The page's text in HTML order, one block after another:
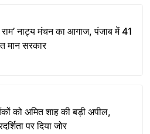
राम’ नाट्य मंचन का आगाज, पंजाब में 41
मान सरकार
को अमित शाह की बड़ी अपील,
पर दिया जोर